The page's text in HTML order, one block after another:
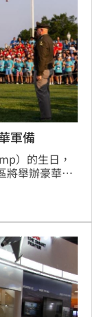
軍備
）的生日，
將舉辦豪華閱
草坪，向川
備實力。